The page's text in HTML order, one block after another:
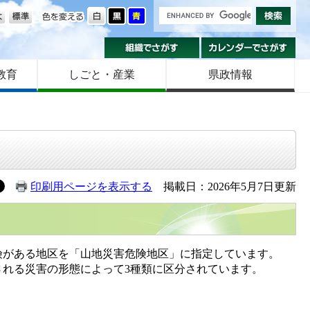
色を変える
大きさ
組織でさがす
育 しごと・産業 県政情報
印刷用ページを表示する 掲載日：2026年5月7日更新
る地区を「山地災害危険地区」に指定しています。
災害の形態によって3種類に区分されています。